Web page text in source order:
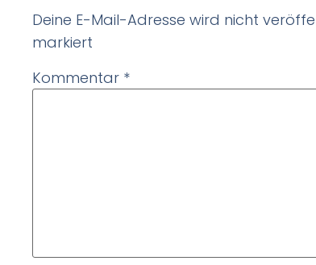
Deine E-Mail-Adresse wird nicht
markiert
Kommentar *